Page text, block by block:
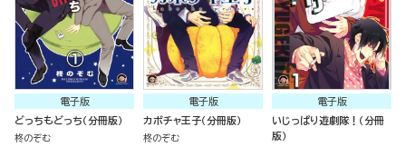
電子版
どっちもどっち（分冊版）
柊のぞむ
電子版
カボチャ王子（分冊版）
柊のぞむ
電子版
いじっぱり遊劇隊！（分冊
版）